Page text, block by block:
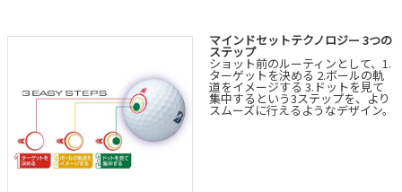
マインドセットテクノロジー 3つの
ステップ
ショット前のルーティンとして、1.
ターゲットを決める 2.ボールの軌
道をイメージする 3.ドットを見て
集中するという3ステップを、より
スムーズに行えるようなデザイン。